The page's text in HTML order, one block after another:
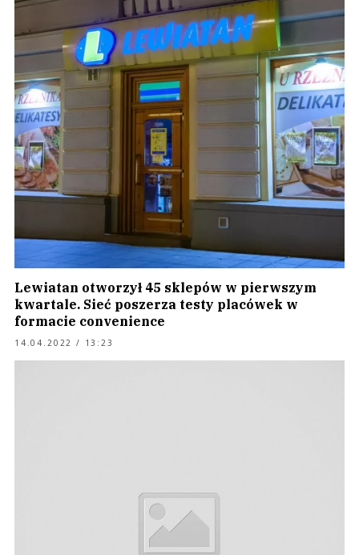
Lewiatan otworzył 45 sklepów w pierwszym
kwartale. Sieć poszerza testy placówek w
formacie convenience
14.04.2022 / 13:23